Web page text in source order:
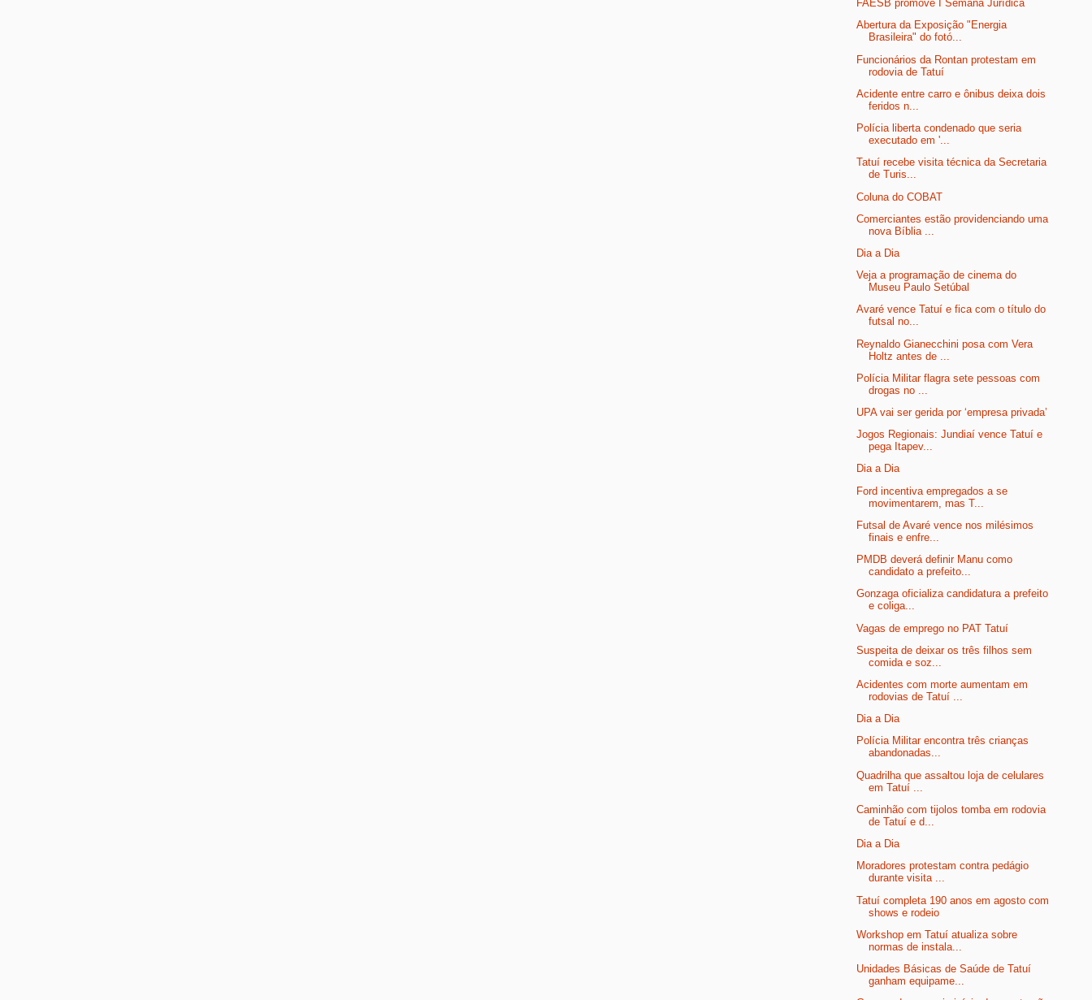
FAESB promove I Semana Jurídica
Abertura da Exposição "Energia
Brasileira" do fotó...
Funcionários da Rontan protestam em
rodovia de Tatuí
Acidente entre carro e ônibus deixa dois
feridos n...
Polícia liberta condenado que seria
executado em '...
Tatuí recebe visita técnica da Secretaria
de Turis...
Coluna do COBAT
Comerciantes estão providenciando uma
nova Bíblia ...
Dia a Dia
Veja a programação de cinema do
Museu Paulo Setúbal
Avaré vence Tatuí e fica com o título do
futsal no...
Reynaldo Gianecchini posa com Vera
Holtz antes de ...
Polícia Militar flagra sete pessoas com
drogas no ...
UPA vai ser gerida por ‘empresa privada’
Jogos Regionais: Jundiaí vence Tatuí e
pega Itapev...
Dia a Dia
Ford incentiva empregados a se
movimentarem, mas T...
Futsal de Avaré vence nos milésimos
finais e enfre...
PMDB deverá definir Manu como
candidato a prefeito...
Gonzaga oficializa candidatura a prefeito
e coliga...
Vagas de emprego no PAT Tatuí
Suspeita de deixar os três filhos sem
comida e soz...
Acidentes com morte aumentam em
rodovias de Tatuí ...
Dia a Dia
Polícia Militar encontra três crianças
abandonadas...
Quadrilha que assaltou loja de celulares
em Tatuí ...
Caminhão com tijolos tomba em rodovia
de Tatuí e d...
Dia a Dia
Moradores protestam contra pedágio
durante visita ...
Tatuí completa 190 anos em agosto com
shows e rodeio
Workshop em Tatuí atualiza sobre
normas de instala...
Unidades Básicas de Saúde de Tatuí
ganham equipame...